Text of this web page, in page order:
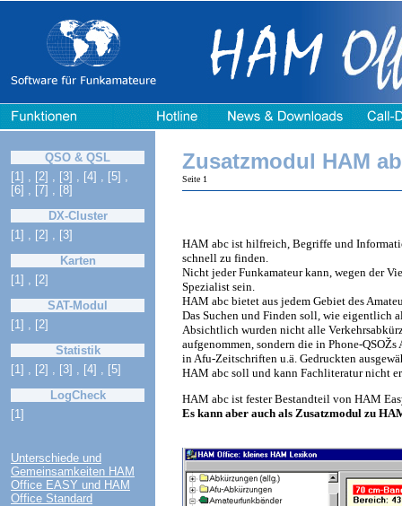
QSO & QSL
[1] , [2] , [3] , [4] , [5] ,
[6] , [7] , [8]
DX-Cluster
[1] , [2] , [3]
Karten
[1] , [2]
SAT-Modul
[1] , [2]
Statistik
[1] , [2] , [3] , [4] , [5]
LogCheck
[1]
Unterschiede und
Gemeinsamkeiten HAM
Office EASY und HAM
Office Standard
Zusatzmodul HAM
Seite 1
HAM abc ist hilfreich, Begriffe und
schnell zu finden.
Nicht jeder Funkamateur kann, wegen der
Spezialist sein.
HAM abc bietet aus jedem Gebiet des
Das Suchen und Finden soll, wie eigentlich
Absichtlich wurden nicht alle
aufgenommen, sondern die in Phone-
in Afu-Zeitschriften u.ä. Gedruckten
HAM abc soll und kann Fachliteratur nicht
HAM abc ist fester Bestandteil von HAM
Es kann aber auch als Zusatzmodul zu